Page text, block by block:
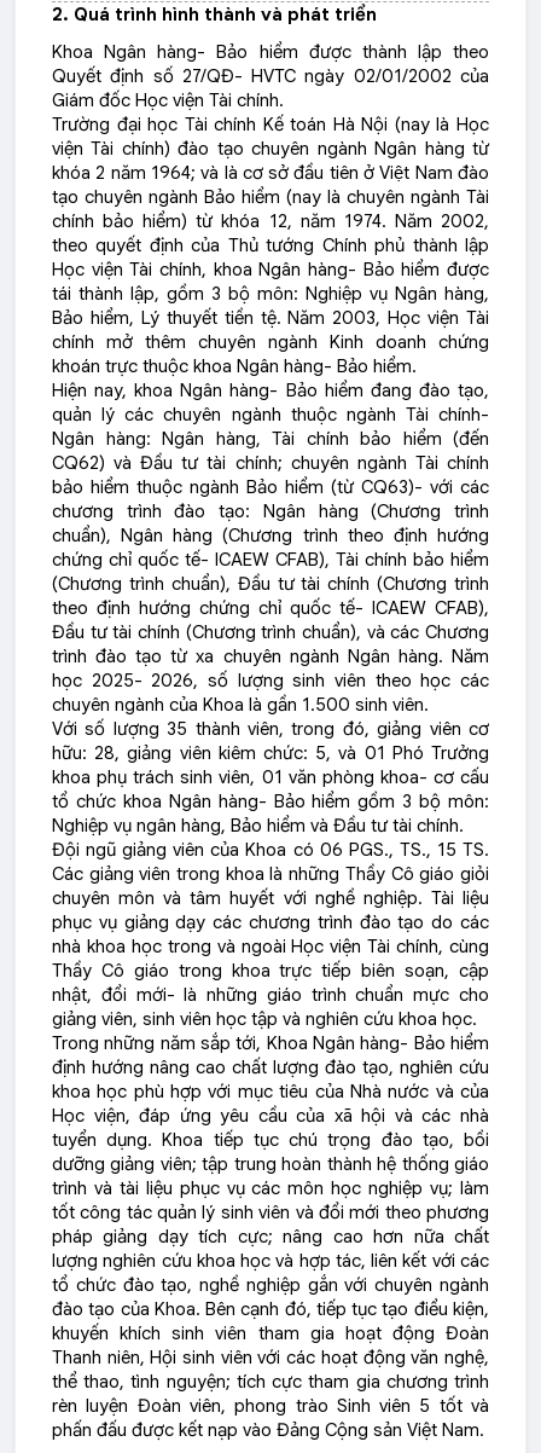
2. Quá trình hình thành và phát triển
Khoa Ngân hàng- Bảo hiểm được thành lập theo
Quyết định số 27/QĐ- HVTC ngày 02/01/2002 của
Giám đốc Học viện Tài chính.
Trường đại học Tài chính Kế toán Hà Nội (nay là Học
viện Tài chính) đào tạo chuyên ngành Ngân hàng từ
khóa 2 năm 1964; và là cơ sở đầu tiên ở Việt Nam đào
tạo chuyên ngành Bảo hiểm (nay là chuyên ngành Tài
chính bảo hiểm) từ khóa 12, năm 1974. Năm 2002,
theo quyết định của Thủ tướng Chính phủ thành lập
Học viện Tài chính, khoa Ngân hàng- Bảo hiểm được
tái thành lập, gồm 3 bộ môn: Nghiệp vụ Ngân hàng,
Bảo hiểm, Lý thuyết tiền tệ. Năm 2003, Học viện Tài
chính mở thêm chuyên ngành Kinh doanh chứng
khoán trực thuộc khoa Ngân hàng- Bảo hiểm.
Hiện nay, khoa Ngân hàng- Bảo hiểm đang đào tạo,
quản lý các chuyên ngành thuộc ngành Tài chính-
Ngân hàng: Ngân hàng, Tài chính bảo hiểm (đến
CQ62) và Đầu tư tài chính; chuyên ngành Tài chính
bảo hiểm thuộc ngành Bảo hiểm (từ CQ63)- với các
chương trình đào tạo: Ngân hàng (Chương trình
chuẩn), Ngân hàng (Chương trình theo định hướng
chứng chỉ quốc tế- ICAEW CFAB), Tài chính bảo hiểm
(Chương trình chuẩn), Đầu tư tài chính (Chương trình
theo định hướng chứng chỉ quốc tế- ICAEW CFAB),
Đầu tư tài chính (Chương trình chuẩn), và các Chương
trình đào tạo từ xa chuyên ngành Ngân hàng. Năm
học 2025- 2026, số lượng sinh viên theo học các
chuyên ngành của Khoa là gần 1.500 sinh viên.
Với số lượng 35 thành viên, trong đó, giảng viên cơ
hữu: 28, giảng viên kiêm chức: 5, và 01 Phó Trưởng
khoa phụ trách sinh viên, 01 văn phòng khoa- cơ cấu
tổ chức khoa Ngân hàng- Bảo hiểm gồm 3 bộ môn:
Nghiệp vụ ngân hàng, Bảo hiểm và Đầu tư tài chính.
Đội ngũ giảng viên của Khoa có 06 PGS., TS., 15 TS.
Các giảng viên trong khoa là những Thầy Cô giáo giỏi
chuyên môn và tâm huyết với nghề nghiệp. Tài liệu
phục vụ giảng dạy các chương trình đào tạo do các
nhà khoa học trong và ngoài Học viện Tài chính, cùng
Thầy Cô giáo trong khoa trực tiếp biên soạn, cập
nhật, đổi mới- là những giáo trình chuẩn mực cho
giảng viên, sinh viên học tập và nghiên cứu khoa học.
Trong những năm sắp tới, Khoa Ngân hàng- Bảo hiểm
định hướng nâng cao chất lượng đào tạo, nghiên cứu
khoa học phù hợp với mục tiêu của Nhà nước và của
Học viện, đáp ứng yêu cầu của xã hội và các nhà
tuyển dụng. Khoa tiếp tục chú trọng đào tạo, bồi
dưỡng giảng viên; tập trung hoàn thành hệ thống giáo
trình và tài liệu phục vụ các môn học nghiệp vụ; làm
tốt công tác quản lý sinh viên và đổi mới theo phương
pháp giảng dạy tích cực; nâng cao hơn nữa chất
lượng nghiên cứu khoa học và hợp tác, liên kết với các
tổ chức đào tạo, nghề nghiệp gắn với chuyên ngành
đào tạo của Khoa. Bên cạnh đó, tiếp tục tạo điểu kiện,
khuyến khích sinh viên tham gia hoạt động Đoàn
Thanh niên, Hội sinh viên với các hoạt động văn nghệ,
thể thao, tình nguyện; tích cực tham gia chương trình
rèn luyện Đoàn viên, phong trào Sinh viên 5 tốt và
phấn đấu được kết nạp vào Đảng Cộng sản Việt Nam.